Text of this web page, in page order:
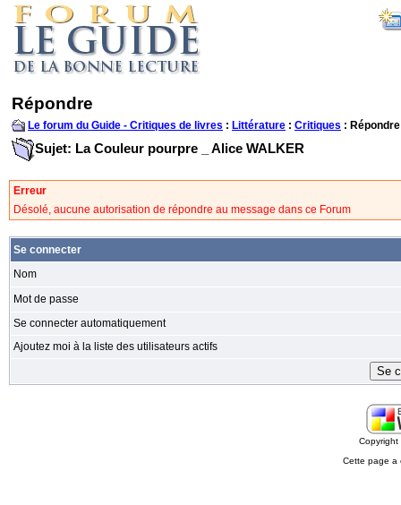
Répondre
Le forum du Guide - Critiques de livres : Littérature : Critiques : Répondre
Sujet: La Couleur pourpre _ Alice WALKER
Erreur
Désolé, aucune autorisation de répondre au message dans ce Forum
Se connecter
Nom
Mot de passe
Se connecter automatiquement
Ajoutez moi à la liste des utilisateurs actifs
Cette page a